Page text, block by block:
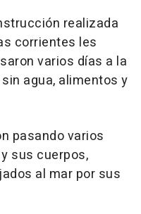
realizada
corrientes les
varios días a la
agua, alimentos y
pasando varios
sus cuerpos,
al mar por sus